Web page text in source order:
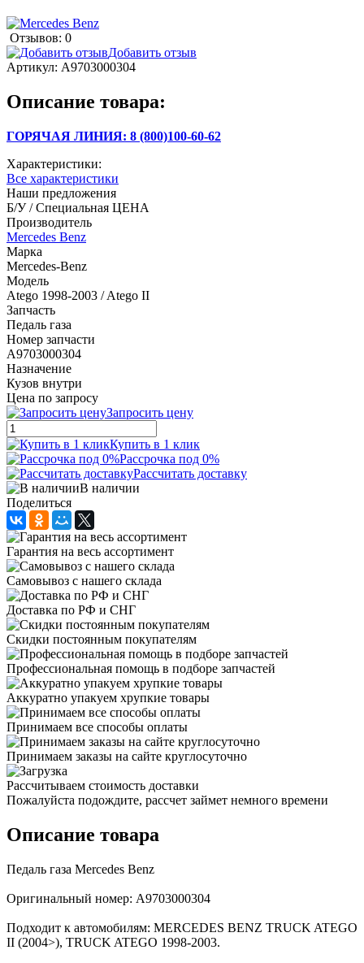
Отзывов: 0
Добавить отзыв
Артикул: A9703000304
Описание товара:
ГОРЯЧАЯ ЛИНИЯ: 8 (800)100-60-62
Характеристики:
Все характеристики
Наши предложения
Б/У / Специальная ЦЕНА
Производитель
Mercedes Benz
Марка
Mercedes-Benz
Модель
Atego 1998-2003 / Atego II
Запчасть
Педаль газа
Номер запчасти
A9703000304
Назначение
Кузов внутри
Цена по запросу
Запросить цену
Купить в 1 клик
Рассрочка под 0%
Рассчитать доставку
В наличии
Поделиться
Гарантия на весь ассортимент
Самовывоз с нашего склада
Доставка по РФ и СНГ
Скидки постоянным покупателям
Профессиональная помощь в подборе запчастей
Аккуратно упакуем хрупкие товары
Принимаем все способы оплаты
Принимаем заказы на сайте круглосуточно
Рассчитываем стоимость доставки
Пожалуйста подождите, рассчет займет немного времени
Описание товара
Педаль газа Mercedes Benz
Оригинальный номер: A9703000304
Подходит к автомобилям: MERCEDES BENZ TRUCK ATEGO
II (2004>), TRUCK ATEGO 1998-2003.